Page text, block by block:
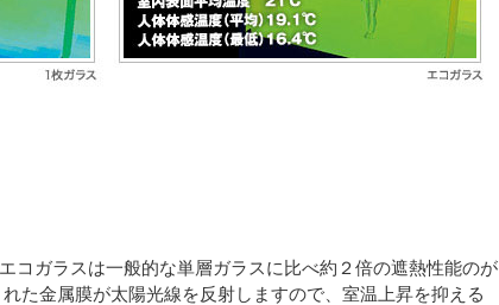
コガラスは一般的な単層ガラスに比べ約２倍の遮熱性能のが
た金属膜が太陽光線を反射しますので、室温上昇を抑える